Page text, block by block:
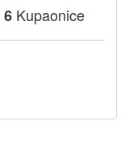
6 Kupaonice